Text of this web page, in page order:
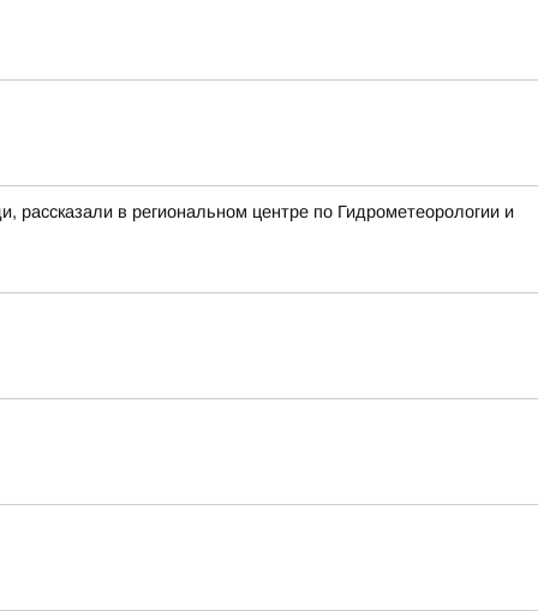
рассказали в региональном центре по Гидрометеорологии и